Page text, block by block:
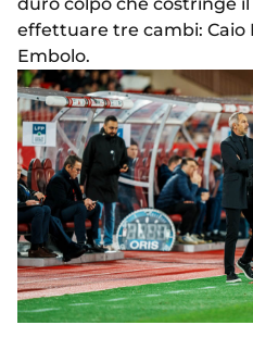
effettuare tre cambi: Caio
Embolo.